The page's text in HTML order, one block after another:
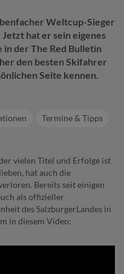
Weltcup-Sieger
hat er sein eigenes
in der The Red Bulletin
den besten Skifahrer
Seite kennen.
Termine & Tipps
vielen Titel und Erfolge ist
hat auch die
Bereits seit einigen
als offizieller
des SalzburgerLandes in
in diesem Video: